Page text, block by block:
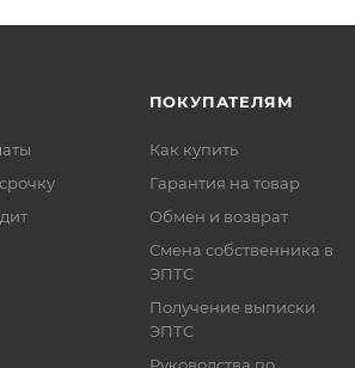
ПОКУПАТЕЛЯМ
Как купить
Гарантия на товар
Обмен и возврат
Смена собственника в
ЭПТС
Получение выписки
ЭПТС
Руководства по